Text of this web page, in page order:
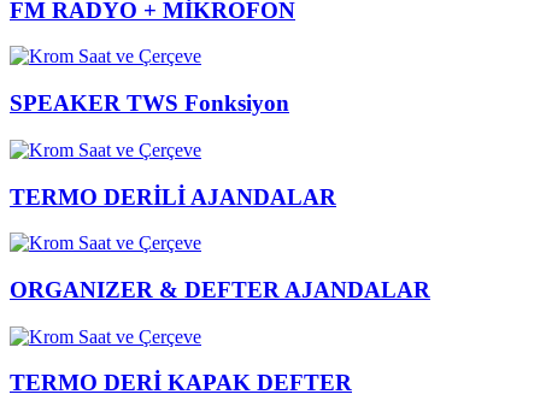
FM RADYO + MİKROFON
SPEAKER TWS Fonksiyon
TERMO DERİLİ AJANDALAR
ORGANIZER & DEFTER AJANDALAR
TERMO DERİ KAPAK DEFTER